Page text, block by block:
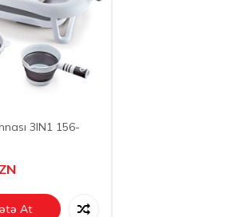
3IN1 156-
At